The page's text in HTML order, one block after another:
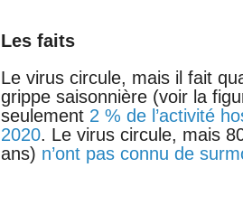
Les faits
Le virus circule, mais il fait
grippe saisonnière (voir la
seulement 2 % de l’activité
2020. Le virus circule, mais
ans) n’ont pas connu de